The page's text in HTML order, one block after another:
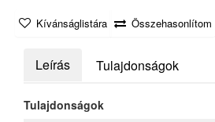
Kívánságlistára Összehasonlítom
Leírás Tulajdonságok
Tulajdonságok